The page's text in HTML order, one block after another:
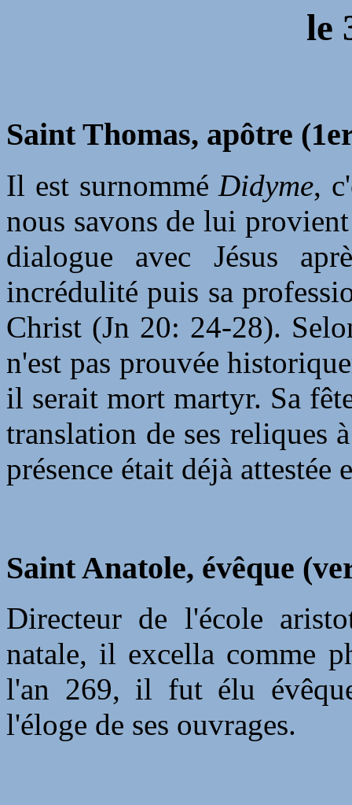
le
Saint Thomas, apôtre
Il est surnomméDidyme,
nous savons de lui
dialogue avec Jésus
incrédulité puis sa
Christ (Jn 20: 24-28).
n'est pas prouvée
il serait mort martyr. Sa
translation de ses reliques
présence était déjà attestée
Saint Anatole, évêque
Directeur de l'école
natale, il excella comme
l'an 269, il fut élu
l'éloge de ses ouvrages.